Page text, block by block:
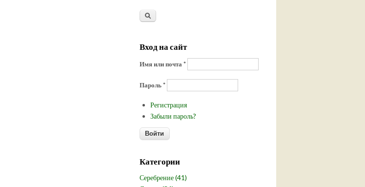
Вход на сайт
Имя или почта *
Пароль*
Регистрация
Забыли пароль?
Категории
Серебрение (41)